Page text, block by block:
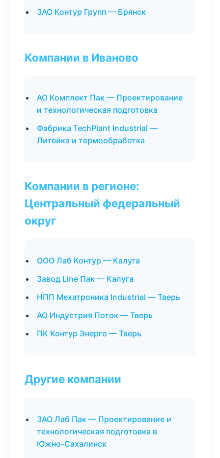
ЗАО Контур Групп — Брянск
Компании в Иваново
АО Комплект Пак — Проектирование
и технологическая подготовка
Фабрика TechPlant Industrial —
Литейка и термообработка
Компании в регионе:
Центральный федеральный
округ
ООО Лаб Контур — Калуга
Завод Line Пак — Калуга
НПП Мехатроника Industrial — Тверь
АО Индустрия Поток — Тверь
ПК Контур Энерго — Тверь
Другие компании
ЗАО Лаб Пак — Проектирование и
технологическая подготовка в
Южно-Сахалинск